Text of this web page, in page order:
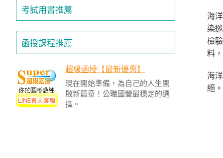
考試用書推薦
函授課程推薦
超級函授【最新優惠】
現在開始準備，為自己的人生開
啟新篇章！公職國營最穩定的選
擇。
海
染
檢
料
海
絕。